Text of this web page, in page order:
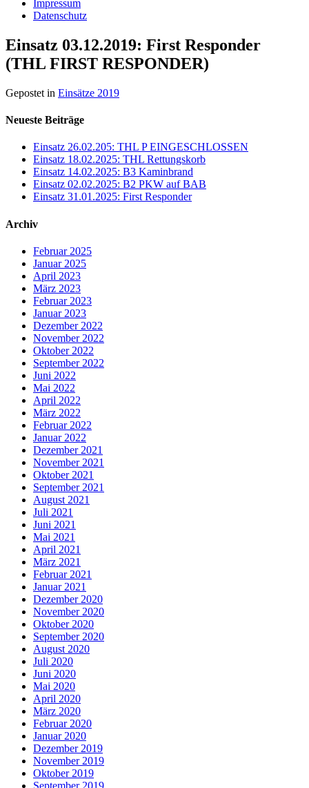
Impressum
Datenschutz
Einsatz 03.12.2019: First Responder
(THL FIRST RESPONDER)
Gepostet in Einsätze 2019
Neueste Beiträge
Einsatz 26.02.205: THL P EINGESCHLOSSEN
Einsatz 18.02.2025: THL Rettungskorb
Einsatz 14.02.2025: B3 Kaminbrand
Einsatz 02.02.2025: B2 PKW auf BAB
Einsatz 31.01.2025: First Responder
Archiv
Februar 2025
Januar 2025
April 2023
März 2023
Februar 2023
Januar 2023
Dezember 2022
November 2022
Oktober 2022
September 2022
Juni 2022
Mai 2022
April 2022
März 2022
Februar 2022
Januar 2022
Dezember 2021
November 2021
Oktober 2021
September 2021
August 2021
Juli 2021
Juni 2021
Mai 2021
April 2021
März 2021
Februar 2021
Januar 2021
Dezember 2020
November 2020
Oktober 2020
September 2020
August 2020
Juli 2020
Juni 2020
Mai 2020
April 2020
März 2020
Februar 2020
Januar 2020
Dezember 2019
November 2019
Oktober 2019
September 2019